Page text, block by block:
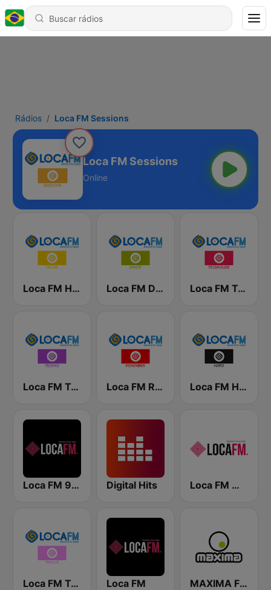
Rádios Loca FM Sessions
Loca FM Sessions
Online
Loca FM House Loca FM Dance Loca FM Tech House
Loca FM Techno Loca FM Remember Loca FM Hard
Loca FM 90's Digital Hits Loca FM Melodic Techno
Loca FM Trance Loca FM MAXIMA FM